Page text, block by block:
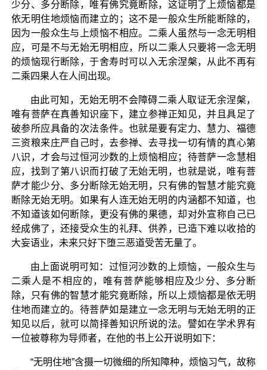
少分、多分断除，唯有佛究竟断除，这证明了上烦恼都是
依无明住地烦恼而建立的；这不是一般众生所能断除的，
因为一般众生与上烦恼不相应。二乘人虽然与一念无明相
应，可是不与无始无明相应，所以二乘人只要将一念无明
的烦恼现行断除，于舍寿时可以入无余涅槃，从此不再有
二乘四果人在人间出现。
由此可知，无始无明不会障碍二乘人取证无余涅槃，
唯有菩萨在真善知识座下，建立参禅正知见，并且具足了
破参所应具备的次法条件。也就是要有定力、慧力、福德
三资粮来庄严自己时，去参禅、去寻找一切有情的真心第
八识，才会与过恒河沙数的上烦恼相应；待菩萨一念慧相
应，找到了第八识而打破了无始无明，也就是说，唯有菩
萨才能少分、多分断除无始无明，只有佛的智慧才能究竟
断除无始无明。如果有人连无始无明的内涵都不知道，也
不知道该如何断除，更没有佛的果德，却对外宣称自己已
经成佛了，还接受众生的礼拜、供养，已造下难以收拾的
大妄语业，未来只好下堕三恶道受苦无量了。
由上面说明可知：过恒河沙数的上烦恼，一般众生与
二乘人是不相应的，唯有菩萨能够相应及少分、多分断
除，只有佛的智慧才能究竟断除，所以上烦恼都是依无明
住地而建立的。待菩萨如是建立一念无明与无始无明的正
知见以后，就可以简择善知识所说的法。譬如在学术界有
一位被尊称为导师者，在他的书上公开说明如下：
“无明住地”含摄一切微细的所知障种，烦恼习气，故称